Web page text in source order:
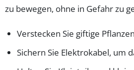
zu bewegen, ohne in Gefahr zu
Verstecken Sie giftige
Sichern Sie Elektrokabel, um